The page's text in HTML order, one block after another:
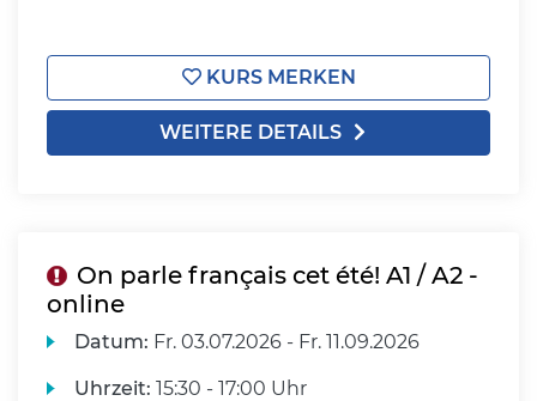
KURS MERKEN
WEITERE DETAILS
On parle français cet été! A1 / A2 -
online
Datum: Fr. 03.07.2026 - Fr. 11.09.2026
Uhrzeit: 15:30 - 17:00 Uhr